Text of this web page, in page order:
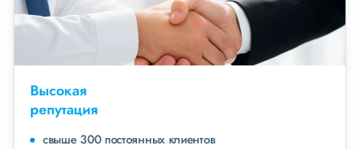
Высокая
репутация
свыше 300 постоянных клиентов